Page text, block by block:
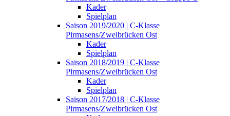
Kader
Spielplan
Saison 2019/2020 | C-Klasse
Pirmasens/Zweibrücken Ost
Kader
Spielplan
Saison 2018/2019 | C-Klasse
Pirmasens/Zweibrücken Ost
Kader
Spielplan
Saison 2017/2018 | C-Klasse
Pirmasens/Zweibrücken Ost